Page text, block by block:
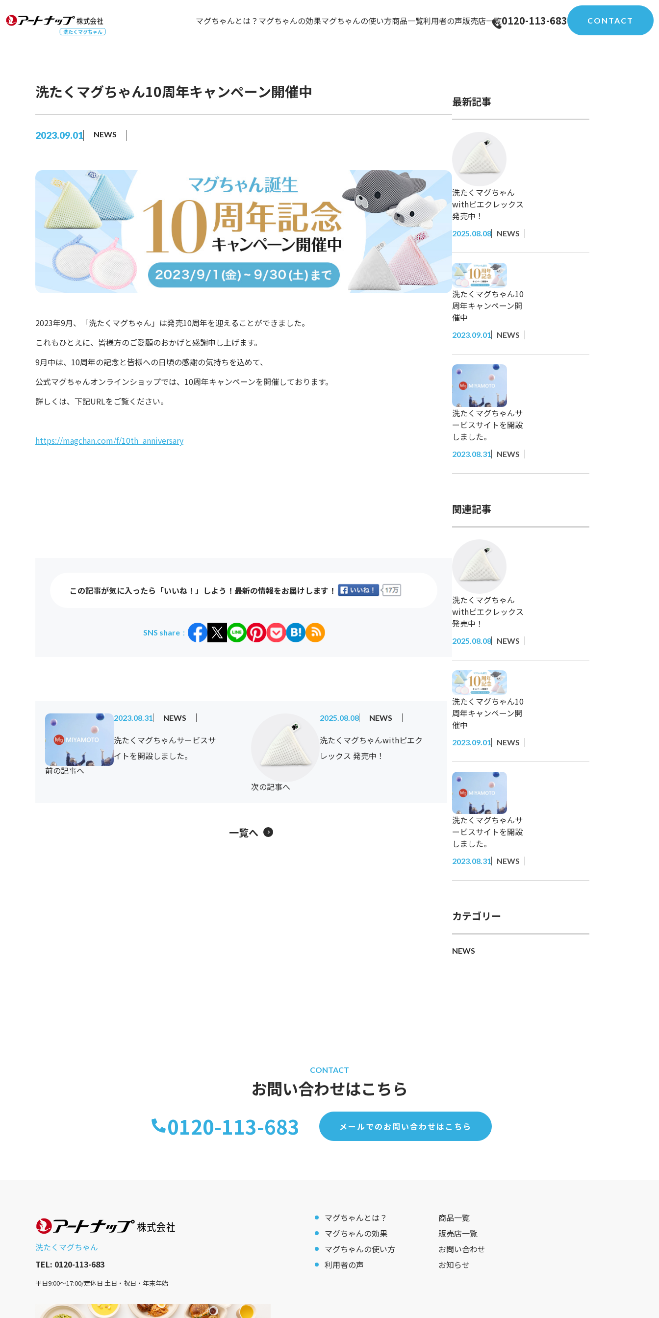
洗たくマグちゃん
マグちゃんとは？ マグちゃんの効果マグちゃんの使い方商品一覧利用者の声販売店一覧0120-113-683 CONTACT
洗たくマグちゃん10周年キャンペーン開催中
2023.09.01 NEWS
2023年9月、「洗たくマグちゃん」は発売10周年を迎えることができました。
これもひとえに、皆様方のご愛顧のおかげと感謝申し上げます。
9月中は、10周年の記念と皆様への日頃の感謝の気持ちを込めて、
公式マグちゃんオンラインショップでは、10周年キャンペーンを開催しております。
詳しくは、下記URLをご覧ください。
https://magchan.com/f/10th_anniversary
この記事が気に入ったら「いいね！」しよう！最新の情報をお届けします！
SNS share：
2023.08.31 NEWS
洗たくマグちゃんサービスサ
イトを開設しました。
前の記事へ
2025.08.08 NEWS
洗たくマグちゃんwithピエク
レックス 発売中！
次の記事へ
一覧へ
最新記事
洗たくマグちゃん
withピエクレックス
発売中！
2025.08.08 NEWS
洗たくマグちゃん10
周年キャンペーン開
催中
2023.09.01 NEWS
洗たくマグちゃんサ
ービスサイトを開設
しました。
2023.08.31 NEWS
関連記事
洗たくマグちゃん
withピエクレックス
発売中！
2025.08.08 NEWS
洗たくマグちゃん10
周年キャンペーン開
催中
2023.09.01 NEWS
洗たくマグちゃんサ
ービスサイトを開設
しました。
2023.08.31 NEWS
カテゴリー
NEWS
CONTACT
お問い合わせはこちら
0120-113-683 メールでのお問い合わせはこちら
洗たくマグちゃん
TEL: 0120-113-683
平日9:00～17:00/定休日 土日・祝日・年末年始
マグちゃんとは？
マグちゃんの効果
マグちゃんの使い方
利用者の声
商品一覧
販売店一覧
お問い合わせ
お知らせ